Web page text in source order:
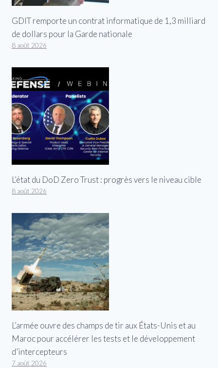
GDIT remporte un contrat informatique de 1,3 milliard
de dollars pour la Garde nationale
8 août 2026
L’état du DoD Zero Trust : progrès vers le niveau cible
8 août 2026
L’armée ouvre des champs de tir aux États-Unis et au
Maroc pour accélérer les tests et le développement
d’intercepteurs
7 août 2026